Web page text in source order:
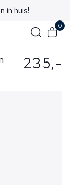
in huis!
0
235,-